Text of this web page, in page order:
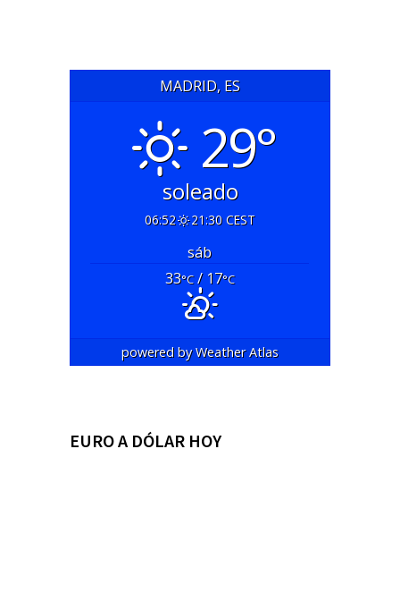
MADRID, ES
29°
soleado
06:52 21:30 CEST
sáb
33°C/ 17°C
powered byWeather Atlas
EURO A DÓLAR HOY